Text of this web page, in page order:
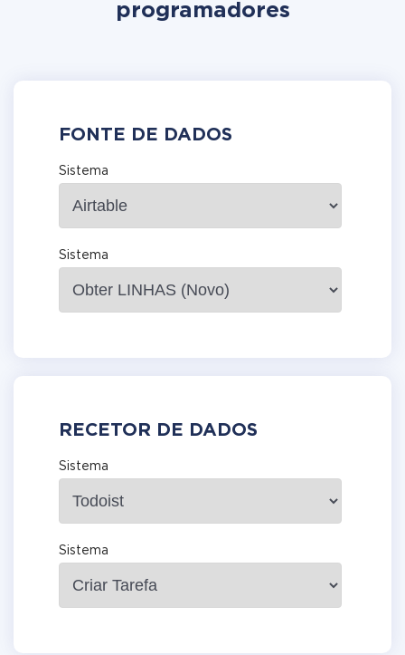
programadores
FONTE DE DADOS
Sistema
Sistema
RECETOR DE DADOS
Sistema
Sistema